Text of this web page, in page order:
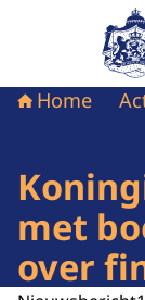
Home
met
over